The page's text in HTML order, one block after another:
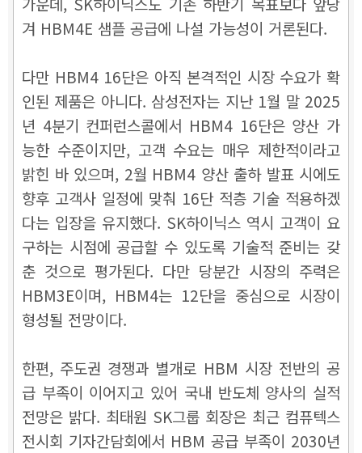
겨 HBM4E 샘플 공급에 나설 가능성이 거론된다.
다만 HBM4 16단은 아직 본격적인 시장 수요가 확
인된 제품은 아니다. 삼성전자는 지난 1월 말 2025
년 4분기 컨퍼런스콜에서 HBM4 16단은 양산 가
능한 수준이지만, 고객 수요는 매우 제한적이라고
밝힌 바 있으며, 2월 HBM4 양산 출하 발표 시에도
향후 고객사 일정에 맞춰 16단 적층 기술 적용하겠
다는 입장을 유지했다. SK하이닉스 역시 고객이 요
구하는 시점에 공급할 수 있도록 기술적 준비는 갖
춘 것으로 평가된다. 다만 당분간 시장의 주력은
HBM3E이며, HBM4는 12단을 중심으로 시장이
형성될 전망이다.
한편, 주도권 경쟁과 별개로 HBM 시장 전반의 공
급 부족이 이어지고 있어 국내 반도체 양사의 실적
전망은 밝다. 최태원 SK그룹 회장은 최근 컴퓨텍스
전시회 기자간담회에서 HBM 공급 부족이 2030년